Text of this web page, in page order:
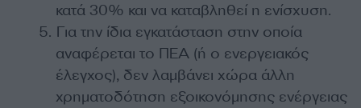
κατά 30% και να καταβληθεί η ενίσχυση.
Για την ίδια εγκατάσταση στην οποία
αναφέρεται το ΠΕΑ (ή ο ενεργειακός
έλεγχος), δεν λαμβάνει χώρα άλλη
χρηματοδότηση εξοικονόμησης ενέργειας